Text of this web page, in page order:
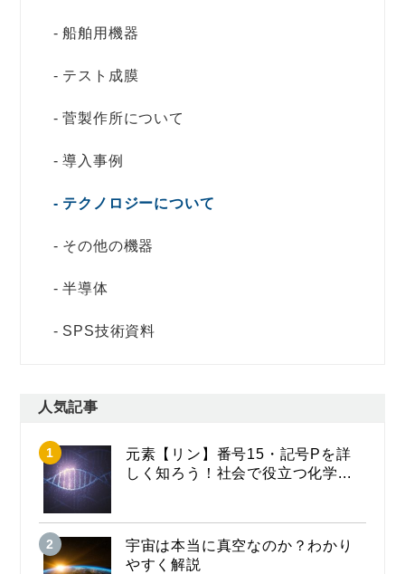
船舶用機器
テスト成膜
菅製作所について
導入事例
テクノロジーについて
その他の機器
半導体
SPS技術資料
人気記事
元素【リン】番号15・記号Pを詳
しく知ろう！社会で役立つ化学...
宇宙は本当に真空なのか？わかり
やすく解説